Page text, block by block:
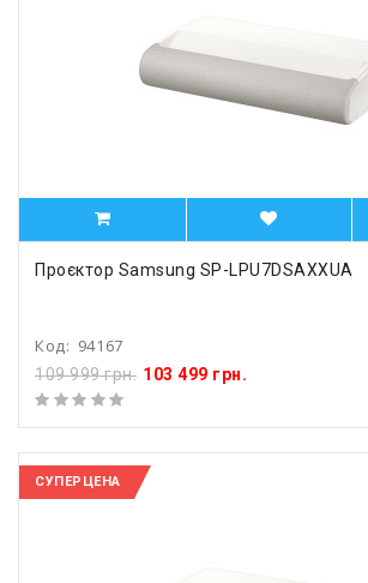
Проєктор Samsung SP-LPU7DSAXXUA
Код: 94167
109 999 грн. 103 499 грн.
СУПЕРЦЕНА